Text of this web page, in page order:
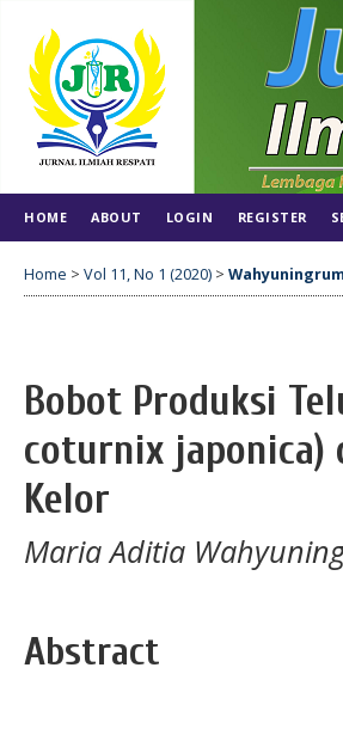
HOME ABOUT LOGIN REGISTER
Home > Vol 11, No 1 (2020) > Wahyuningrum
Bobot Produksi
coturnix japonica)
Kelor
Maria Aditia
Abstract